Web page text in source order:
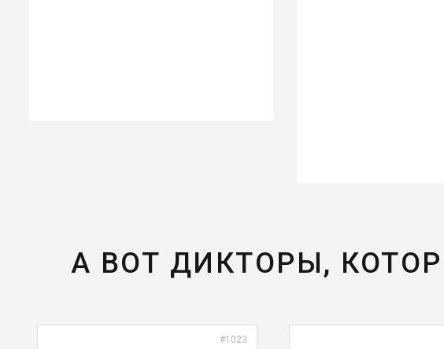
А ВОТ ДИКТОРЫ,
#1023